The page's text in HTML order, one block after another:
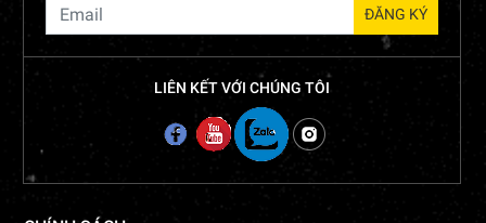
LIÊN KẾT VỚI CHÚNG TÔI